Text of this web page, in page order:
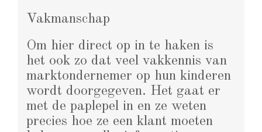
Vakmanschap
Om hier direct op in te haken is
het ook zo dat veel vakkennis van
marktondernemer op hun kinderen
wordt doorgegeven. Het gaat er
met de paplepel in en ze weten
precies hoe ze een klant moeten